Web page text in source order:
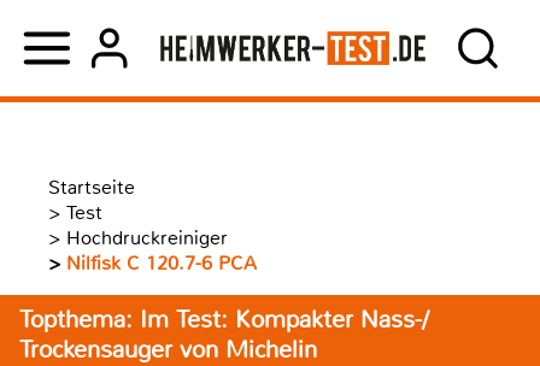
Startseite
> Test
> Hochdruckreiniger
> Nilfisk C 120.7-6 PCA
Topthema: Im Test: Kompakter Nass-/
Trockensauger von Michelin